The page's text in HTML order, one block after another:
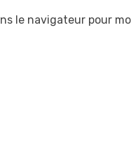
le navigateur pour